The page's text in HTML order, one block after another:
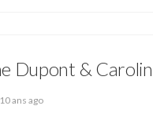
Dupont &
10 ans ago